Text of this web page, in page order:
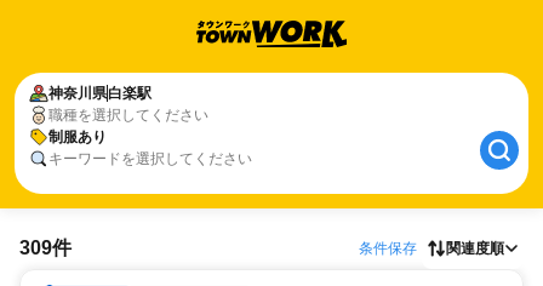
神奈川県白楽駅
職種を選択してください
制服あり
キーワードを選択してください
309件 条件保存 関連度順